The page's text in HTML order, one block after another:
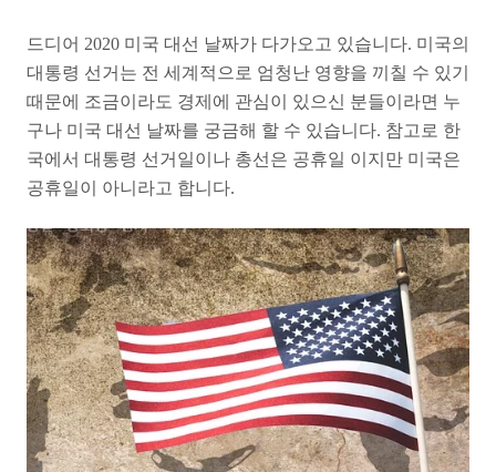
드디어 2020 미국 대선 날짜가 다가오고 있습니다. 미국의
대통령 선거는 전 세계적으로 엄청난 영향을 끼칠 수 있기
때문에 조금이라도 경제에 관심이 있으신 분들이라면 누
구나 미국 대선 날짜를 궁금해 할 수 있습니다. 참고로 한
국에서 대통령 선거일이나 총선은 공휴일 이지만 미국은
공휴일이 아니라고 합니다.